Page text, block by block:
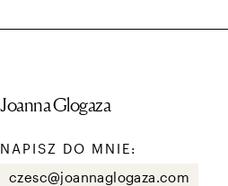
Joanna Glogaza
NAPISZ DO MNIE:
czesc@joannaglogaza.com